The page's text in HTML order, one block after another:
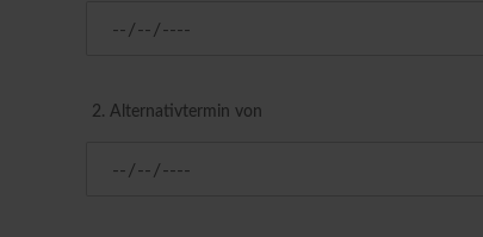
2. Alternativtermin von